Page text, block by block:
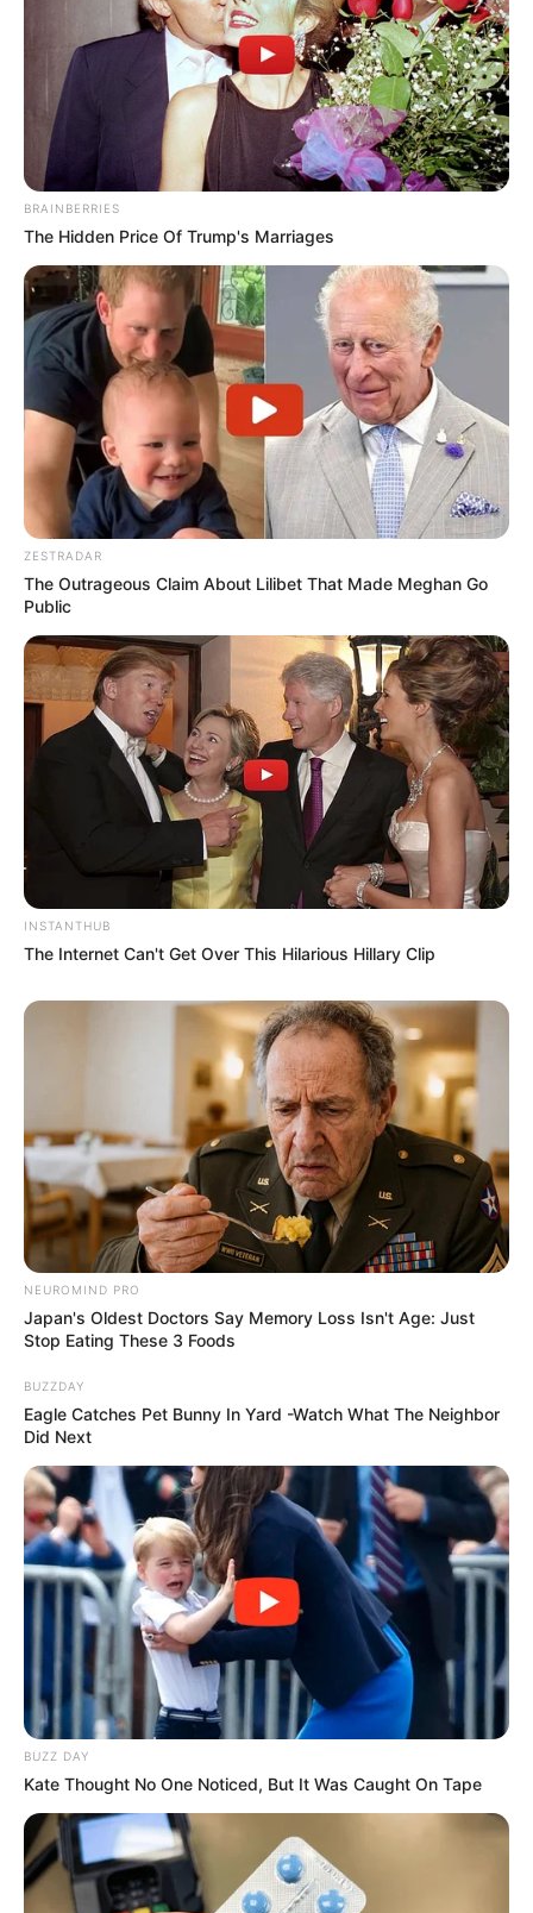
Facebook
Twitter
Pinterest
Share
Ariana Barbosa
Recomendados para você
Como Fazer Flor de Juta –
Como Fazer uma Bolsa de
Calça Jeans Linda e Fácil
Como Fazer Tapete de
Tecido – Passo a Passo
BRAINBERRIES
The Hidden Price Of Trump's Marriages
ZESTRADAR
The Outrageous Claim About Lilibet That Made Meghan Go
Public
INSTANTHUB
The Internet Can't Get Over This Hilarious Hillary Clip
NEUROMIND PRO
Japan's Oldest Doctors Say Memory Loss Isn't Age: Just
Stop Eating These 3 Foods
BUZZDAY
Eagle Catches Pet Bunny In Yard -Watch What The Neighbor
Did Next
BUZZ DAY
Kate Thought No One Noticed, But It Was Caught On Tape